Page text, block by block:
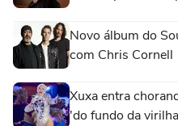
Novo álbum do
com Chris Cornell
Xuxa entra
'do fundo da